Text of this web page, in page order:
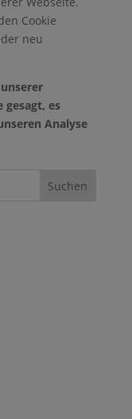
Cookie
neu
gesagt, es
Analyse